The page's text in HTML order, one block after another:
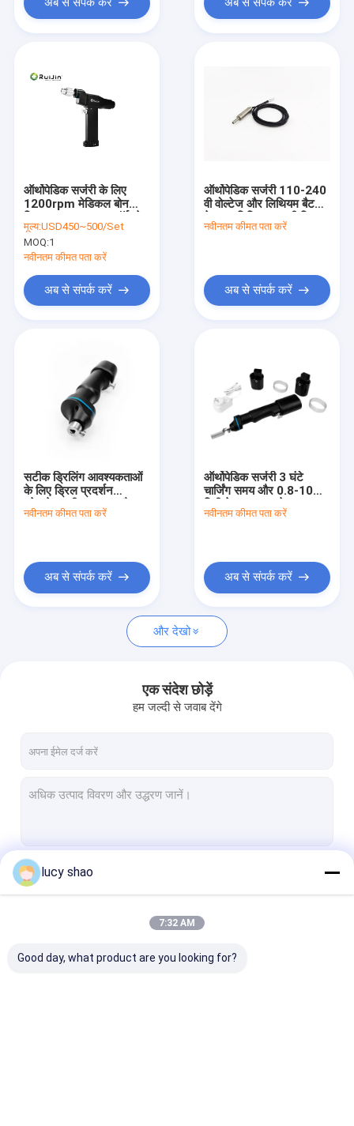
हमारे बारे में
कारखाना भ्रमण
संपर्क करें
पारस्परिक हड्डी देखा
स्पाइन ड्रिल
पशु चिकित्सा हड्डी रोग ड्रिल
चिकित्सा काटने के उपकरण
ऑर्थोपेडिक सर्जरी के लिए
1200rpm मेडिकल बोन
साथ
मूल्य:USD450~500/Set
MOQ:1
नवीनतम कीमत पता करें
अब से संपर्क करें
ऑर्थोपेडिक सर्जरी 110-240
वी वोल्टेज और लिथियम बैटरी
के साथ चिकित्सा हड्डी ड्रिल
नवीनतम कीमत पता करें
अब से संपर्क करें
सटीक ड्रिलिंग आवश्यकताओं
के लिए ड्रिल प्रदर्शन
स्टेनलेस स्टील Dth हथौड़ा
ड्रिल बिट्स
नवीनतम कीमत पता करें
अब से संपर्क करें
ऑर्थोपेडिक सर्जरी 3 घंटे
चार्जिंग समय और 0.8-10
मिमी के चक व्यास के साथ
चिकित्सा हड्डी ड्रिल
नवीनतम कीमत पता करें
अब से संपर्क करें
और देखो
एक संदेश छोड़ें
हम जल्दी से जवाब देंगे
lucy shao
7:32 AM
Good day, what product are you looking for?